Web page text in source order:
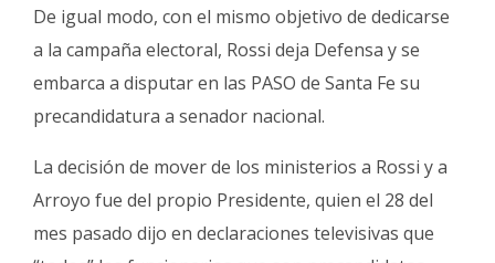
De igual modo, con el mismo objetivo de dedicarse
a la campaña electoral, Rossi deja Defensa y se
embarca a disputar en las PASO de Santa Fe su
precandidatura a senador nacional.
La decisión de mover de los ministerios a Rossi y a
Arroyo fue del propio Presidente, quien el 28 del
mes pasado dijo en declaraciones televisivas que